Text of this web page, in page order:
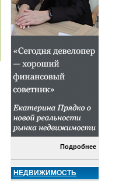
Подробнее
НЕДВИЖИМОСТЬ